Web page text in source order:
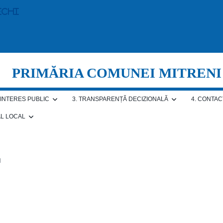
PRIMĂRIA COMUNEI MITRENI
PUBLIC 3. TRANSPARENȚĂ DECIZIONALĂ 4.
LOCAL